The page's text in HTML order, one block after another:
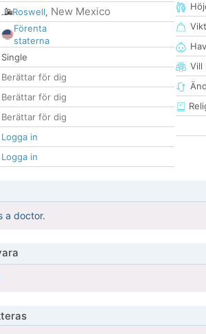
Roswell, New Mexico
Förenta
staterna
Single
Berättar för dig
Berättar för dig
Berättar för dig
Logga in
Logga in
Vikt
Vill
a doctor.